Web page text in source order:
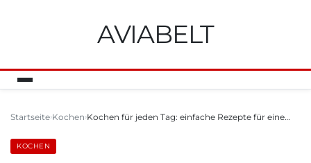
AVIABELT
Startseite Kochen Kochen für jeden Tag: einfache Rezepte für eine…
KOCHEN